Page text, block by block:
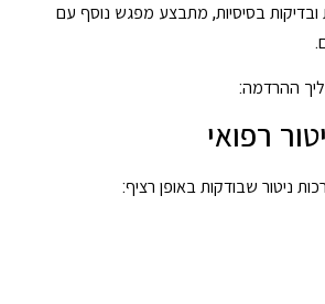
בסיסיות, מתבצע מפגש נוסף עם
ההרדמה:
ניטור שבודקות באופן רציף: